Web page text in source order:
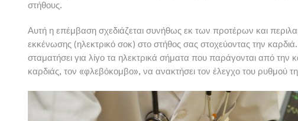
στήθους.
Αυτή η επέμβαση σχεδιάζεται συνήθως εκ των προτέρων και
εκκένωσης (ηλεκτρικό σοκ) στο στήθος σας στοχεύοντας την
σταματήσει για λίγο τα ηλεκτρικά σήματα που παράγονται από την
καρδιάς, τον «φλεβόκομβο», να ανακτήσει τον έλεγχο του ρυθμού